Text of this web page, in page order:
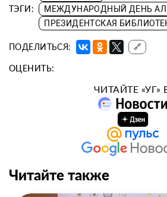
ТЭГИ:
МЕЖДУНАРОДНЫЙ ДЕНЬ
ПРЕЗИДЕНТСКАЯ
ПОДЕЛИТЬСЯ: 🔗
ОЦЕНИТЬ:
ЧИТАЙТЕ «УГ»
Читайте также